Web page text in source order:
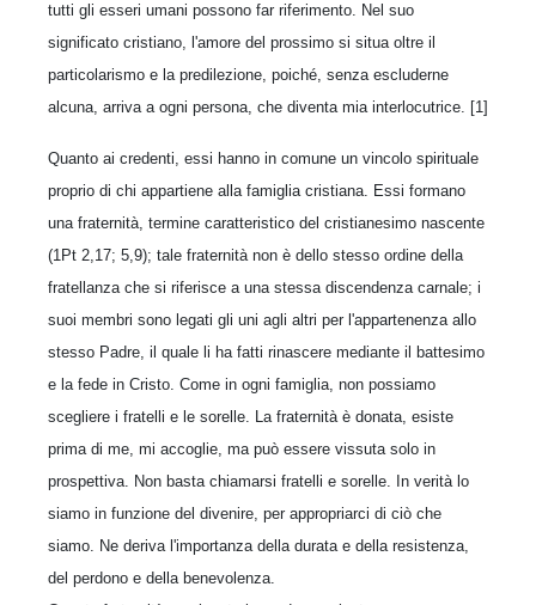
tutti gli esseri umani possono far riferimento. Nel suo
significato cristiano, l'amore del prossimo si situa oltre il
particolarismo e la predilezione, poiché, senza escluderne
alcuna, arriva a ogni persona, che diventa mia interlocutrice. [1]
Quanto ai credenti, essi hanno in comune un vincolo spirituale
proprio di chi appartiene alla famiglia cristiana. Essi formano
una fraternità, termine caratteristico del cristianesimo nascente
(1Pt 2,17; 5,9); tale fraternità non è dello stesso ordine della
fratellanza che si riferisce a una stessa discendenza carnale; i
suoi membri sono legati gli uni agli altri per l'appartenenza allo
stesso Padre, il quale li ha fatti rinascere mediante il battesimo
e la fede in Cristo. Come in ogni famiglia, non possiamo
scegliere i fratelli e le sorelle. La fraternità è donata, esiste
prima di me, mi accoglie, ma può essere vissuta solo in
prospettiva. Non basta chiamarsi fratelli e sorelle. In verità lo
siamo in funzione del divenire, per appropriarci di ciò che
siamo. Ne deriva l'importanza della durata e della resistenza,
del perdono e della benevolenza.